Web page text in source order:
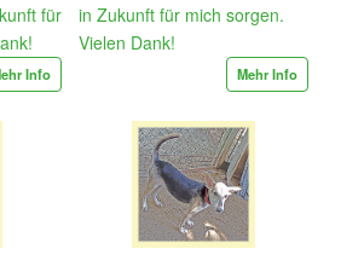
für
Info
in Zukunft für mich sorgen.
Vielen Dank!
Mehr Info